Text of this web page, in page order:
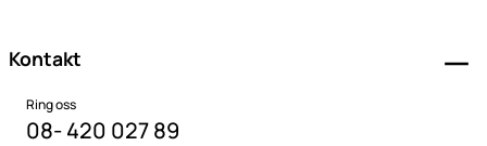
Kontakt
Ring oss
08- 420 027 89